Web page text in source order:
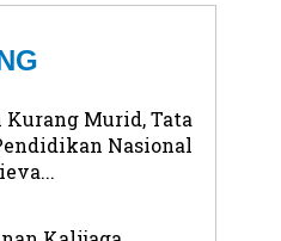
Kurang Murid, Tata
Nasional